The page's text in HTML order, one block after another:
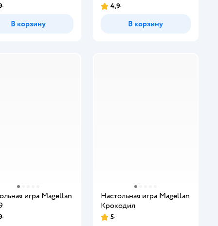
В корзину
4,9
В корзину
игра Magellan
Настольная игра Magellan
Крокодил
5